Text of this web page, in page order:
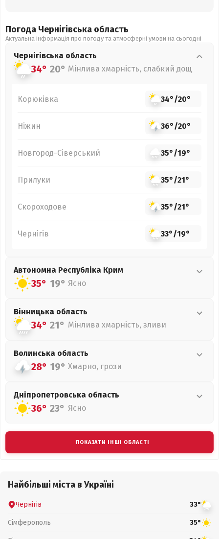
Погода Чернігівська область
Актуальна інформація про погоду та атмосферні умови на сьогодні
Чернігівська область
34° 20° Мінлива хмарність, слабкий дощ
Корюківка 34°/20°
Ніжин 36°/20°
Новгород-Сіверський 35°/19°
Прилуки 35°/21°
Скороходове 35°/21°
Чернігів 33°/19°
Автономна Республіка Крим
35° 19° Ясно
Вінницька область
34° 21° Мінлива хмарність, зливи
Волинська область
28° 19° Хмарно, грози
Дніпропетровська область
36° 23° Ясно
ПОКАЗАТИ ІНШІ ОБЛАСТІ
Найбільші міста в Україні
Чернігів 33°
Сімферополь 35°